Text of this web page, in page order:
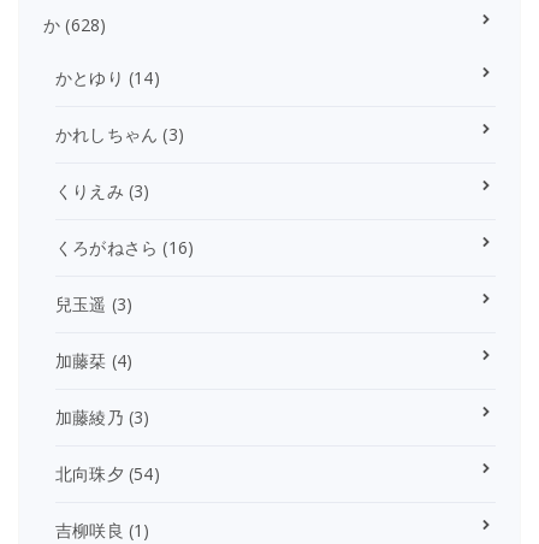
か (628)
かとゆり (14)
かれしちゃん (3)
くりえみ (3)
くろがねさら (16)
兒玉遥 (3)
加藤栞 (4)
加藤綾乃 (3)
北向珠夕 (54)
吉柳咲良 (1)